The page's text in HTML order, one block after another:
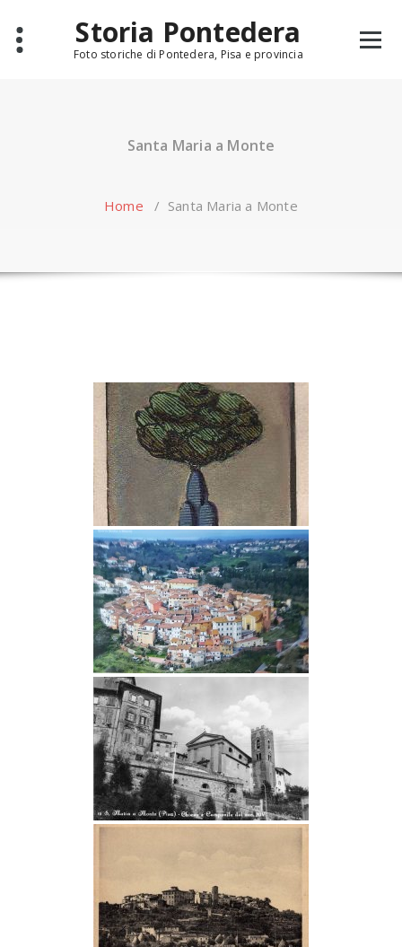
content
Storia Pontedera
Foto storiche di Pontedera, Pisa e provincia
Santa Maria a Monte
Home / Santa Maria a Monte